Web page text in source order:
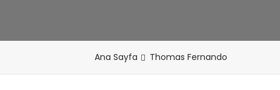
Ana Sayfa Thomas Fernando